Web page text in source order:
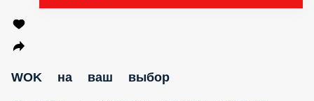
Цыпленок Тонкацу с рисом
Цыпленок тонкацу, рис, ананас кимчи, черри, соус унаги,
250 г.